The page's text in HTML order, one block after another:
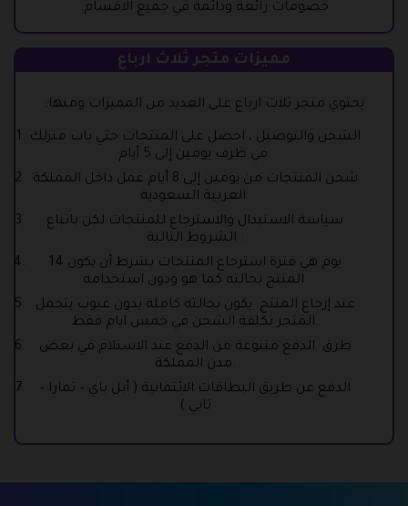
خصومات رائعة ودائمة في جميع الاقسام.
مميزات متجر ثلاث ارباع
يحتوي متجر ثلاث ارباع على العديد من المميزات ومنها:
الشحن والتوصيل ، احصل على المنتجات حتي باب منزلك
في ظرف يومين إلى 5 أيام.
شحن المنتجات من يومين إلى 8 أيام عمل داخل المملكة
العربية السعودية.
سياسة الاستبدال والاسترجاع للمنتجات لكن باتباع
الشروط التالية :
14 يوم هي فترة استرجاع المنتجات بشرط أن يكون
المنتج بحالته كما هو ودون استخدامه.
عند إرجاع المنتج يكون بحالته كاملة بدون عيوب يتحمل
المتجر تكلفة الشحن في خمس ايام فقط.
طرق الدفع متنوعة من الدفع عند الاستلام في بعض
مدن المملكة.
الدفع عن طريق البطاقات الائتمانية ( أبل باي – تمارا –
تابي )